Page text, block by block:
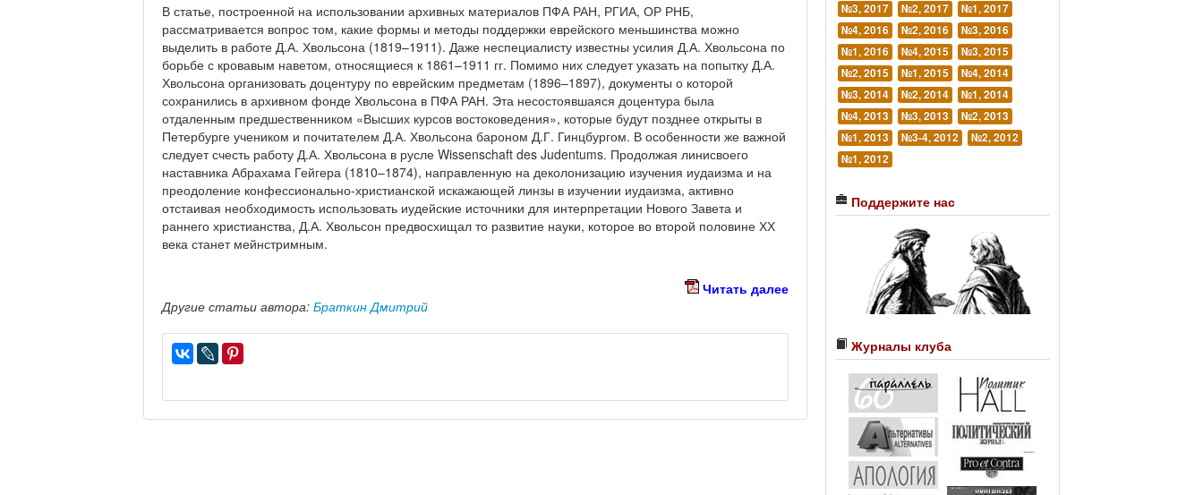
В статье, построенной на использовании архивных материалов ПФА РАН, РГИА, ОР РНБ,
рассматривается вопрос том, какие формы и методы поддержки еврейского меньшинства можно
выделить в работе Д.А. Хвольсона (1819–1911). Даже неспециалисту известны усилия Д.А. Хвольсона по
борьбе с кровавым наветом, относящиеся к 1861–1911 гг. Помимо них следует указать на попытку Д.А.
Хвольсона организовать доцентуру по еврейским предметам (1896–1897), документы о которой
сохранились в архивном фонде Хвольсона в ПФА РАН. Эта несостоявшаяся доцентура была
отдаленным предшественником «Высших курсов востоковедения», которые будут позднее открыты в
Петербурге учеником и почитателем Д.А. Хвольсона бароном Д.Г. Гинцбургом. В особенности же важной
следует счесть работу Д.А. Хвольсона в русле Wissenschaft des Judentums. Продолжая линисвоего
наставника Абрахама Гейгера (1810–1874), направленную на деколонизацию изучения иудаизма и на
преодоление конфессионально-христианской искажающей линзы в изучении иудаизма, активно
отстаивая необходимость использовать иудейские источники для интерпретации Нового Завета и
раннего христианства, Д.А. Хвольсон предвосхищал то развитие науки, которое во второй половине ХХ
века станет мейнстримным.
Читать далее
Другие статьи автора: Браткин Дмитрий
№3, 2017
№2, 2017
№1, 2017
№4, 2016
№2, 2016
№3, 2016
№1, 2016
№4, 2015
№3, 2015
№2, 2015
№1, 2015
№4, 2014
№3, 2014
№2, 2014
№1, 2014
№4, 2013
№3, 2013
№2, 2013
№1, 2013
№3-4, 2012
№2, 2012
№1, 2012
Поддержите нас
Журналы клуба